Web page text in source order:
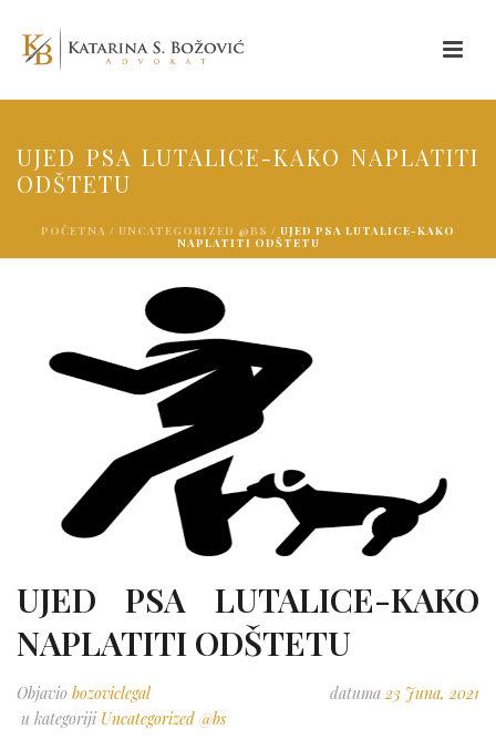
UJED PSA LUTALICE-KAKO NAPLATITI
ODŠTETU
POČETNA / UNCATEGORIZED @BS / UJED PSA LUTALICE-KAKO
NAPLATITI ODŠTETU
UJED PSA LUTALICE-KAKO
NAPLATITI ODŠTETU
Objavio bozoviclegal datuma 23 Juna, 2021
u kategoriji Uncategorized @bs